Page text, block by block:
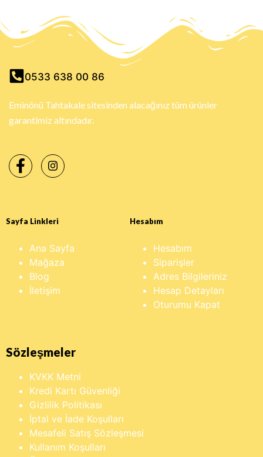
0533 638 00 86
Eminönü Tahtakale sitesinden alacağınız tüm ürünler
garantimiz altındadır.
Sayfa Linkleri
Ana Sayfa
Mağaza
Blog
İletişim
Hesabım
Hesabım
Siparişler
Adres Bilgileriniz
Hesap Detayları
Oturumu Kapat
Sözleşmeler
KVKK Metni
Kredi Kartı Güvenliği
Gizlilik Politikası
İptal ve İade Koşulları
Mesafeli Satış Sözleşmesi
Kullanım Koşulları